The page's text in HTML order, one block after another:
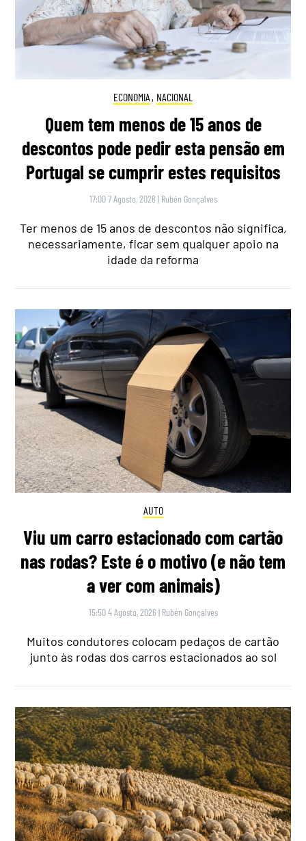
ECONOMIA , NACIONAL
Quem tem menos de 15 anos de
descontos pode pedir esta pensão em
Portugal se cumprir estes requisitos
17:00 7 Agosto, 2026 | Rubén Gonçalves
Ter menos de 15 anos de descontos não significa,
necessariamente, ficar sem qualquer apoio na
idade da reforma
AUTO
Viu um carro estacionado com cartão
nas rodas? Este é o motivo (e não tem
a ver com animais)
15:50 4 Agosto, 2026 | Rubén Gonçalves
Muitos condutores colocam pedaços de cartão
junto às rodas dos carros estacionados ao sol